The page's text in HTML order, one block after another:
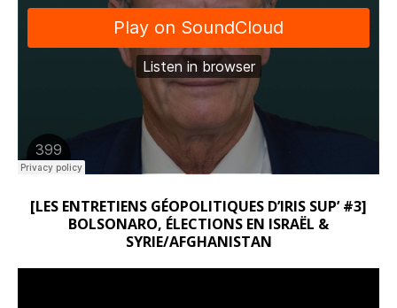
[LES ENTRETIENS GÉOPOLITIQUES D’IRIS SUP’ #3]
BOLSONARO, ÉLECTIONS EN ISRAËL &
SYRIE/AFGHANISTAN